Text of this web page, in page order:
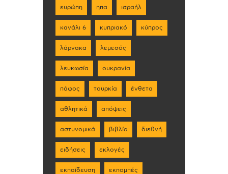
ευρώπη ηπα ισραήλ
κανάλι 6 κυπριακό κύπρος
λάρνακα λεμεσός
λευκωσία ουκρανία
πάφος τουρκία ένθετα
αθλητικά απόψεις
αστυνομικά βιβλίο διεθνή
ειδήσεις εκλογές
εκπαίδευση εκπομπές